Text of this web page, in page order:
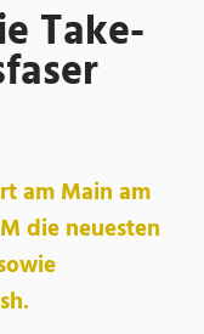
Take-
am Main am
die neuesten